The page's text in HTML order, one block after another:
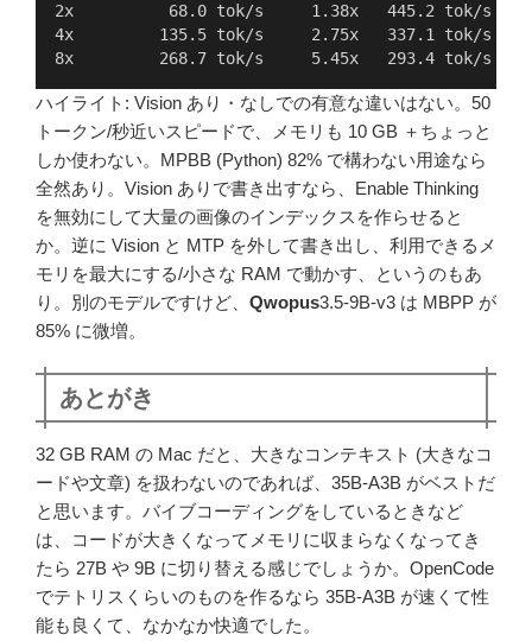
2x          68.0 tok/s     1.38x   445.2 tok/s
4x         135.5 tok/s     2.75x   337.1 tok/s
8x         268.7 tok/s     5.45x   293.4 tok/s
ハイライト: Vision あり・なしでの有意な違いはない。50
トークン/秒近いスピードで、メモリも 10 GB ＋ちょっと
しか使わない。MPBB (Python) 82% で構わない用途なら
全然あり。Vision ありで書き出すなら、Enable Thinking
を無効にして大量の画像のインデックスを作らせると
か。逆に Vision と MTP を外して書き出し、利用できるメ
モリを最大にする/小さな RAM で動かす、というのもあ
り。別のモデルですけど、 Qwopus3.5-9B-v3 は MBPP が
85% に微増。
あとがき
32 GB RAM の Mac だと、大きなコンテキスト (大きなコ
ードや文章) を扱わないのであれば、35B-A3B がベストだ
と思います。バイブコーディングをしているときなど
は、コードが大きくなってメモリに収まらなくなってき
たら 27B や 9B に切り替える感じでしょうか。OpenCode
でテトリスくらいのものを作るなら 35B-A3B が速くて性
能も良くて、なかなか快適でした。